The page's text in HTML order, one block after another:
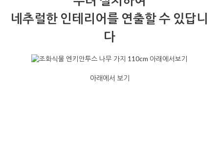
네추럴한 인테리어를 연출할 수 있답니
다
아래에서 보기